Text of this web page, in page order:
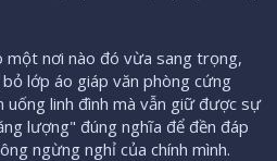
một nơi nào đó vừa sang trọng,
lớp áo giáp văn phòng cứng
uống linh đình mà vẫn giữ được sự
lượng" đúng nghĩa để đền đáp
ngừng nghỉ của chính mình.